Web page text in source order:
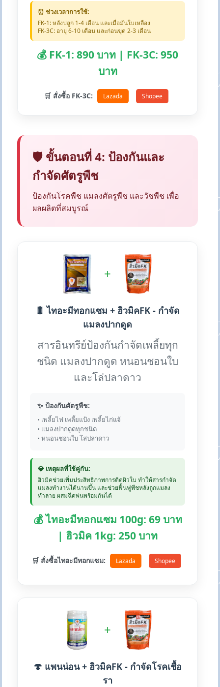
⏰ ช่วงเวลาการใช้:
FK-1: หลังปลูก 1-4 เดือน และเมื่อมันใบเหลือง
FK-3C: อายุ 6-10 เดือน และก่อนขุด 2-3 เดือน
💰 FK-1: 890 บาท | FK-3C: 950
บาท
🛒 สั่งซื้อ FK-3C: Lazada Shopee
🛡️ ขั้นตอนที่ 4: ป้องกันและ
กำจัดศัตรูพืช
ป้องกันโรคพืช แมลงศัตรูพืช และวัชพืช เพื่อ
ผลผลิตที่สมบูรณ์
+
🐛 ไทอะมีทอกแซม + ฮิวมิคFK - กำจัด
แมลงปากดูด
สารอินทรีย์ป้องกันกำจัดเพลี้ยทุก
ชนิด แมลงปากดูด หนอนชอนใบ
และโล่ปลาดาว
✨ ป้องกันศัตรูพืช:
• เพลี้ยไฟ เพลี้ยแป้ง เพลี้ยไก่แจ้
• แมลงปากดูดทุกชนิด
• หนอนชอนใบ โล่ปลาดาว
💎 เหตุผลที่ใช้คู่กัน:
ฮิวมิคช่วยเพิ่มประสิทธิภาพการติดผิวใบ ทำให้สารกำจัด
แมลงทำงานได้นานขึ้น และช่วยฟื้นฟูพืชหลังถูกแมลง
ทำลาย ผสมฉีดพ่นพร้อมกันได้
💰 ไทอะมีทอกแซม 100g: 69 บาท
| ฮิวมิค 1kg: 250 บาท
🛒 สั่งซื้อไทอะมีทอกแซม: Lazada Shopee
+
🍄 แพนน่อน + ฮิวมิคFK - กำจัดโรคเชื้อ
รา